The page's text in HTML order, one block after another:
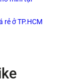
rẻ ở TP.HCM